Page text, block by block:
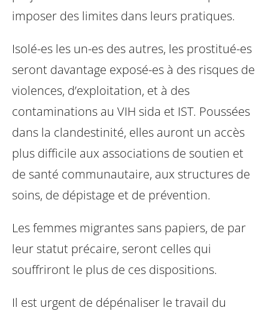
imposer des limites dans leurs pratiques.
Isolé-es les un-es des autres, les prostitué-es
seront davantage exposé-es à des risques de
violences, d’exploitation, et à des
contaminations au VIH sida et IST. Poussées
dans la clandestinité, elles auront un accès
plus difficile aux associations de soutien et
de santé communautaire, aux structures de
soins, de dépistage et de prévention.
Les femmes migrantes sans papiers, de par
leur statut précaire, seront celles qui
souffriront le plus de ces dispositions.
Il est urgent de dépénaliser le travail du